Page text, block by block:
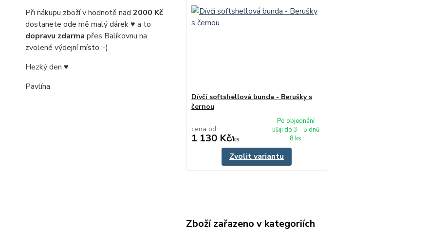
Při nákupu zboží v hodnotě nad 2000 Kč
dostanete ode mě malý dárek ♥ a to
dopravu zdarma přes Balíkovnu na
zvolené výdejní místo :-)
Hezký den ♥
Pavlína
Dívčí softshellová bunda - Berušky s
černou
cena od
1 130 Kč/ks
Po objednání
ušiji do 3 - 5 dnů
8 ks
Zvolit variantu
Zboží zařazeno v kategoriích